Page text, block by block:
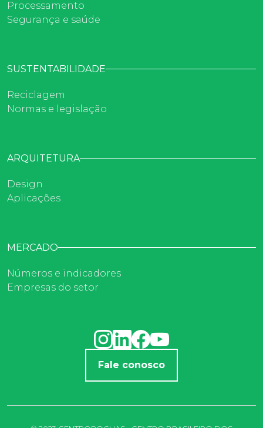
Processamento
Segurança e saúde
SUSTENTABILIDADE
Reciclagem
Normas e legislação
ARQUITETURA
Design
Aplicações
MERCADO
Números e indicadores
Empresas do setor
Fale conosco